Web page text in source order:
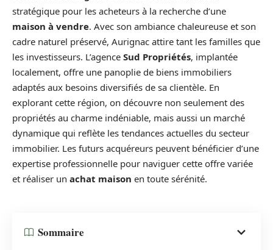
stratégique pour les acheteurs à la recherche d’une
maison à vendre. Avec son ambiance chaleureuse et son
cadre naturel préservé, Aurignac attire tant les familles que
les investisseurs. L’agence Sud Propriétés, implantée
localement, offre une panoplie de biens immobiliers
adaptés aux besoins diversifiés de sa clientèle. En
explorant cette région, on découvre non seulement des
propriétés au charme indéniable, mais aussi un marché
dynamique qui reflète les tendances actuelles du secteur
immobilier. Les futurs acquéreurs peuvent bénéficier d’une
expertise professionnelle pour naviguer cette offre variée
et réaliser un achat maison en toute sérénité.
Sommaire